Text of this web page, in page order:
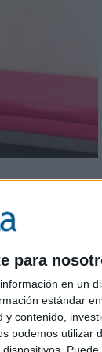
para
en un
estándar
contenido,
podemos utilizar
Puede
y de marketing de la
la supervisión de las
tecnología, utilities,
por el Instituto de
en 2008 como